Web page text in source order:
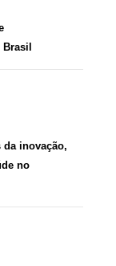
da inovação,
no